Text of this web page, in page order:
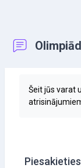
Šeit jūs varat